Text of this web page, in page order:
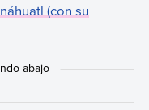
(con su